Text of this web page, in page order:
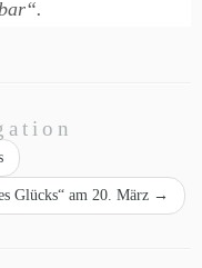
Glücks“ am 20. März →